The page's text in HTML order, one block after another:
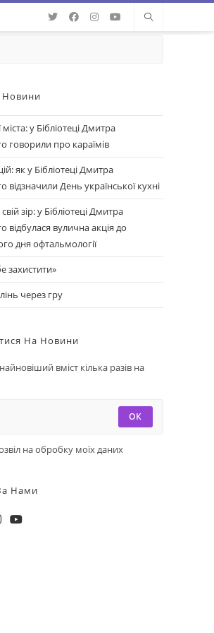
Новини
міста: у Бібліотеці Дмитра
говорили про караїмів
як у Бібліотеці Дмитра
відзначили День української кухні
зір: у Бібліотеці Дмитра
відбулася вулична акція до
дня офтальмології
захистити»
через гру
На Новини
вміст кілька разів на
ОК
на обробку моїх даних
Нами